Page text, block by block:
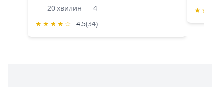
20 хвилин
4
★ ★ ★ ★ ☆ 4.5(34)
★ ★